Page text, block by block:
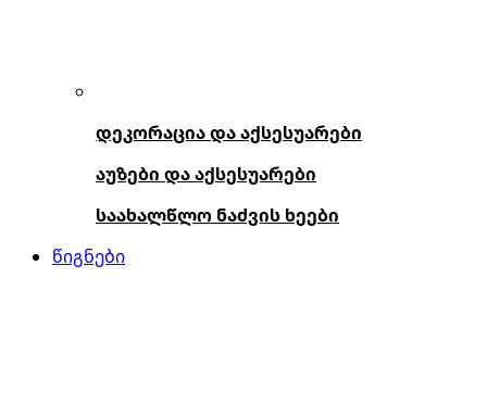
დეკორაცია და აქსესუარები
აუზები და აქსესუარები
საახალწლო ნაძვის ხეები
წიგნები